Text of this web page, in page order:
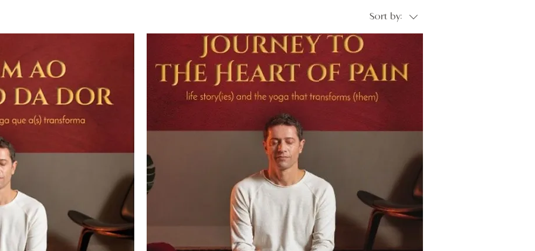
Sort by: